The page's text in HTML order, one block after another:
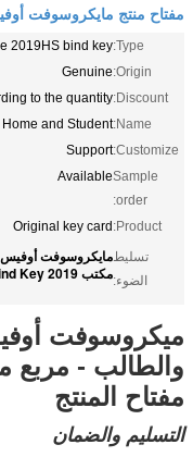
مفتاح منتج مايكروسوفت
Type:
2019HS bind key
Origin:
Genuine
Discount:
to the quantity
Name:
and Student
Customize:
Support
Sample
order:
Available
Product:
Original key card
تسليط
الضوء:
مايكروسوفت أوفيس
مكتب 2019 hb Bind Key
والطالب - مربع
مفتاح المنتج
التسليم والضمان